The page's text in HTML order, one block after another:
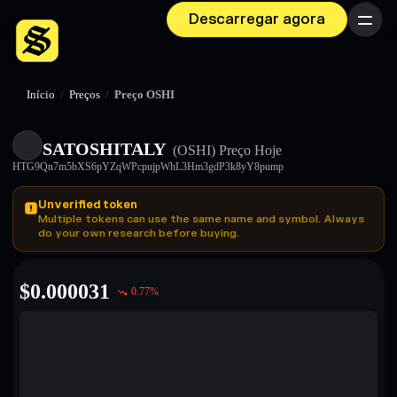
Descarregar agora Menu
Início / Preços / Preço OSHI
SATOSHITALY (OSHI) Preço Hoje
HTG9Qn7m5bXS6pYZqWPcpujpWhL3Hm3gdP3k8yY8pump
Unverified token
Multiple tokens can use the same name and symbol. Always
do your own research before buying.
$0.000031 0.77%